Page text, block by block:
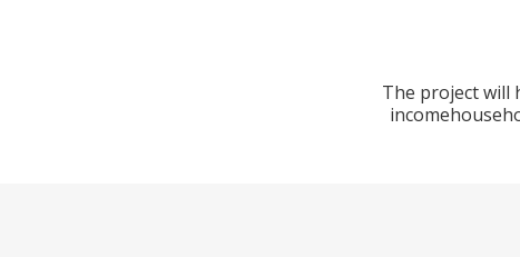
The project will